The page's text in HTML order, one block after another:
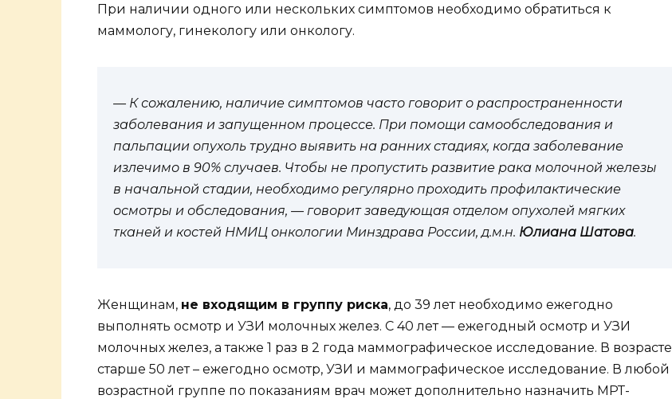
При наличии одного или нескольких симптомов необходимо обратиться к
маммологу, гинекологу или онкологу.
— К сожалению, наличие симптомов часто говорит о распространенности
заболевания и запущенном процессе. При помощи самообследования и
пальпации опухоль трудно выявить на ранних стадиях, когда заболевание
излечимо в 90% случаев. Чтобы не пропустить развитие рака молочной железы
в начальной стадии, необходимо регулярно проходить профилактические
осмотры и обследования, — говорит заведующая отделом опухолей мягких
тканей и костей НМИЦ онкологии Минздрава России, д.м.н. Юлиана Шатова.
Женщинам, не входящим в группу риска, до 39 лет необходимо ежегодно
выполнять осмотр и УЗИ молочных желез. С 40 лет — ежегодный осмотр и УЗИ
молочных желез, а также 1 раз в 2 года маммографическое исследование. В возрасте
старше 50 лет – ежегодно осмотр, УЗИ и маммографическое исследование. В любой
возрастной группе по показаниям врач может дополнительно назначить МРТ-